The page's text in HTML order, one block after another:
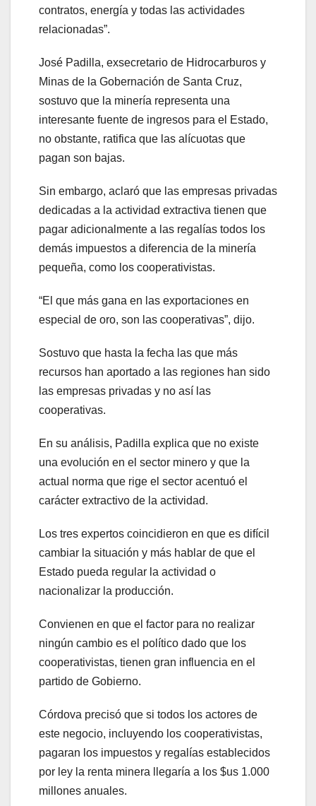
contratos, energía y todas las actividades
relacionadas”.
José Padilla, exsecretario de Hidrocarburos y
Minas de la Gobernación de Santa Cruz,
sostuvo que la minería representa una
interesante fuente de ingresos para el Estado,
no obstante, ratifica que las alícuotas que
pagan son bajas.
Sin embargo, aclaró que las empresas privadas
dedicadas a la actividad extractiva tienen que
pagar adicionalmente a las regalías todos los
demás impuestos a diferencia de la minería
pequeña, como los cooperativistas.
“El que más gana en las exportaciones en
especial de oro, son las cooperativas”, dijo.
Sostuvo que hasta la fecha las que más
recursos han aportado a las regiones han sido
las empresas privadas y no así las
cooperativas.
En su análisis, Padilla explica que no existe
una evolución en el sector minero y que la
actual norma que rige el sector acentuó el
carácter extractivo de la actividad.
Los tres expertos coincidieron en que es difícil
cambiar la situación y más hablar de que el
Estado pueda regular la actividad o
nacionalizar la producción.
Convienen en que el factor para no realizar
ningún cambio es el político dado que los
cooperativistas, tienen gran influencia en el
partido de Gobierno.
Córdova precisó que si todos los actores de
este negocio, incluyendo los cooperativistas,
pagaran los impuestos y regalías establecidos
por ley la renta minera llegaría a los $us 1.000
millones anuales.